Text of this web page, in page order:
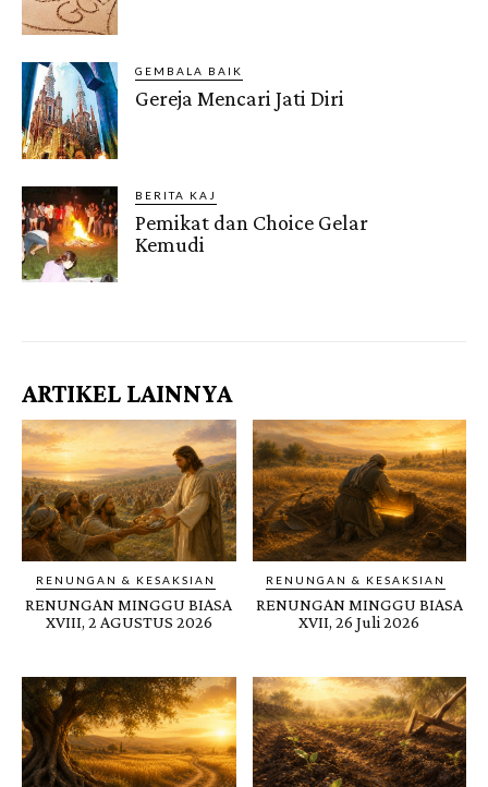
GEMBALA BAIK
Gereja Mencari Jati Diri
BERITA KAJ
Pemikat dan Choice Gelar
Kemudi
Gendis.ID
ARTIKEL LAINNYA
RENUNGAN & KESAKSIAN
RENUNGAN MINGGU BIASA
XVIII, 2 AGUSTUS 2026
RENUNGAN & KESAKSIAN
RENUNGAN MINGGU BIASA
XVII, 26 Juli 2026